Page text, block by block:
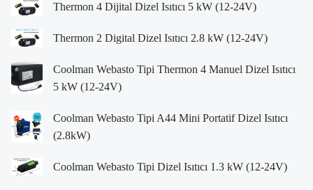
Thermon 4 Dijital Dizel Isıtıcı 5 kW (12-24V)
Thermon 2 Digital Dizel Isıtıcı 2.8 kW (12-24V)
Coolman Webasto Tipi Thermon 4 Manuel Dizel Isıtıcı
5 kW (12-24V)
Coolman Webasto Tipi A44 Mini Portatif Dizel Isıtıcı
(2.8kW)
Coolman Webasto Tipi Dizel Isıtıcı 1.3 kW (12-24V)